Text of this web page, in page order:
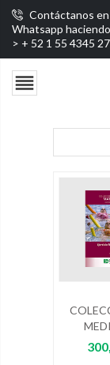
Contáctanos en
Whatsapp
> + 52 1 55 4345
gratis por
